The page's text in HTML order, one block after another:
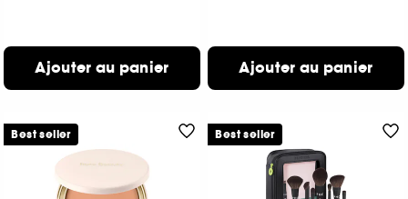
Ajouter au panier Ajouter au panier
Best seller Best seller